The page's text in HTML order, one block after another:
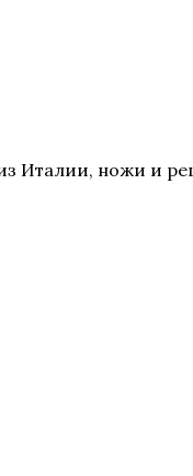
Италии, ножи и